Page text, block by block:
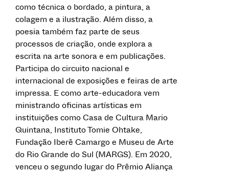
como técnica o bordado, a pintura, a
colagem e a ilustração. Além disso, a
poesia também faz parte de seus
processos de criação, onde explora a
escrita na arte sonora e em publicações.
Participa do circuito nacional e
internacional de exposições e feiras de arte
impressa. E como arte-educadora vem
ministrando oficinas artísticas em
instituições como Casa de Cultura Mario
Quintana, Instituto Tomie Ohtake,
Fundação Iberê Camargo e Museu de Arte
do Rio Grande do Sul (MARGS). Em 2020,
venceu o segundo lugar do Prêmio Aliança